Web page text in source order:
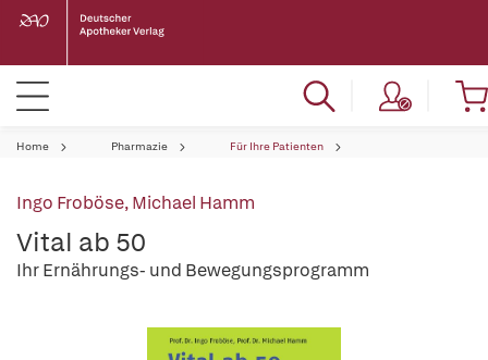
Home Pharmazie Für Ihre Patienten
Ingo Froböse,Michael Hamm
Vital ab 50
Ihr Ernährungs- und Bewegungsprogramm